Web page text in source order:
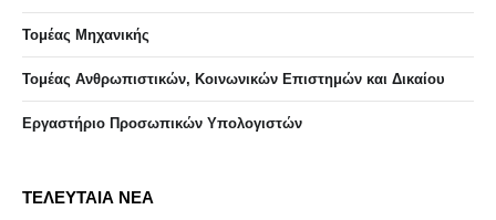
Τομέας Μηχανικής
Τομέας Ανθρωπιστικών, Κοινωνικών Επιστημών και Δικαίου
Eργαστήριo Προσωπικών Υπολογιστών
ΤΕΛΕΥΤΑΙΑ ΝΕΑ